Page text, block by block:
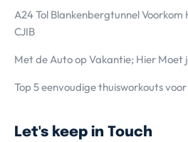
A24 Tol Blankenbergtunnel Voorkom
CJIB
Met de Auto op Vakantie; Hier Moet
Top 5 eenvoudige thuisworkouts
Let's keep in Touch